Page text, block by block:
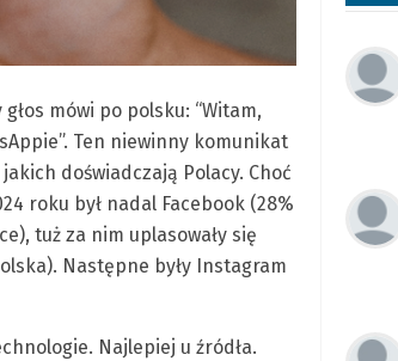
mówi po polsku: “Witam,
Ten niewinny komunikat
doświadczają Polacy. Choć
roku był nadal Facebook (28%
tuż za nim uplasowały się
Następne były Instagram
Najlepiej u źródła.